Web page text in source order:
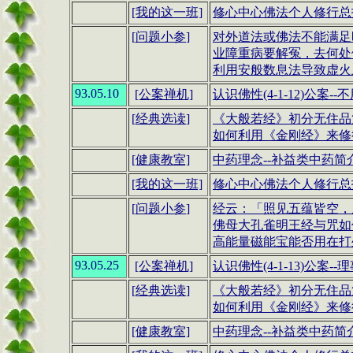
[我的这一班]
修心中心佛法个人修行
[问题小参]
对外道法或佛法不能满
业障重病要解冤，去何
利用安般数息法导致虚
93.05.10
[公案禅机]
认识佛性(4-1-12)公案--
[经典选读]
《大般若经》初分无住
如何利用
《金刚经》 来
[健康教室]
中药理念--补益类中药简
[我的这一班]
修心中心佛法个人修行
[问题小参]
经云：「照见五蕴皆空
佛母大孔雀明王经与咒
高能量磁能宝能否用在
93.05.25
[公案禅机]
认识佛性(4-1-13)公案--
[经典选读]
《大般若经》初分无住
如何利用
《金刚经》 来
[健康教室]
中药理念--补益类中药简